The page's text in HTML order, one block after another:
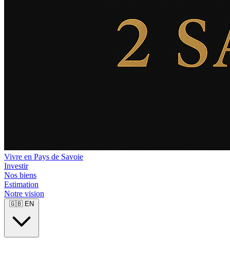
Vivre en Pays de Savoie
Investir
Nos biens
Estimation
Notre vision
🇬🇧 EN